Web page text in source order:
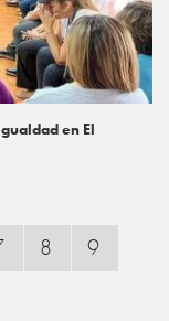
en El
8
9